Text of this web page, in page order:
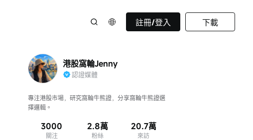
註冊/登入 下載
港股窩輪Jenny
認證媒體
專注港股市場，研究窩輪牛熊證，分享窩輪牛熊證選
擇邏輯。
3000
關注
2.8萬
粉絲
20.7萬
來訪